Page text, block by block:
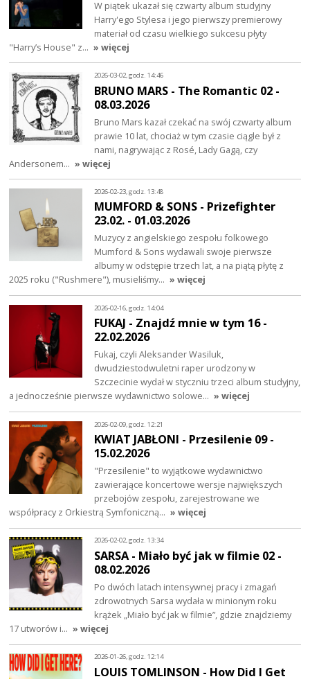
W piątek ukazał się czwarty album studyjny
Harry'ego Stylesa i jego pierwszy premierowy
materiał od czasu wielkiego sukcesu płyty
"Harry’s House" z… » więcej
2026-03-02, godz. 14:46
BRUNO MARS - The Romantic 02 -
08.03.2026
Bruno Mars kazał czekać na swój czwarty album
prawie 10 lat, chociaż w tym czasie ciągle był z
nami, nagrywając z Rosé, Lady Gagą, czy
Andersonem… » więcej
2026-02-23, godz. 13:48
MUMFORD & SONS - Prizefighter
23.02. - 01.03.2026
Muzycy z angielskiego zespołu folkowego
Mumford & Sons wydawali swoje pierwsze
albumy w odstępie trzech lat, a na piątą płytę z
2025 roku ("Rushmere"), musieliśmy… » więcej
2026-02-16, godz. 14:04
FUKAJ - Znajdź mnie w tym 16 -
22.02.2026
Fukaj, czyli Aleksander Wasiluk,
dwudziestodwuletni raper urodzony w
Szczecinie wydał w styczniu trzeci album studyjny,
a jednocześnie pierwsze wydawnictwo solowe… » więcej
2026-02-09, godz. 12:21
KWIAT JABŁONI - Przesilenie 09 -
15.02.2026
"Przesilenie" to wyjątkowe wydawnictwo
zawierające koncertowe wersje największych
przebojów zespołu, zarejestrowane we
współpracy z Orkiestrą Symfoniczną… » więcej
2026-02-02, godz. 13:34
SARSA - Miało być jak w filmie 02 -
08.02.2026
Po dwóch latach intensywnej pracy i zmagań
zdrowotnych Sarsa wydała w minionym roku
krążek „Miało być jak w filmie”, gdzie znajdziemy
17 utworów i… » więcej
2026-01-26, godz. 12:14
LOUIS TOMLINSON - How Did I Get